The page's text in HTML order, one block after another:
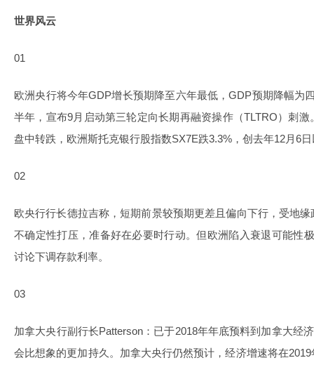
世界风云
01
欧洲央行将今年GDP增长预期降至六年最低，GDP预期降幅为
半年，宣布9月启动第三轮定向长期再融资操作（TLTRO）刺
盘中转跌，欧洲斯托克银行股指数SX7E跌3.3%，创去年12月6
02
欧央行行长德拉吉称，短期前景较预期更差且偏向下行，受地
不确定性打压，准备好在必要时行动。但欧洲陷入衰退可能性
讨论下调存款利率。
03
加拿大央行副行长Patterson：已于2018年年底预料到加拿大经
会比想象的更加持久。加拿大央行仍然预计，经济增速将在